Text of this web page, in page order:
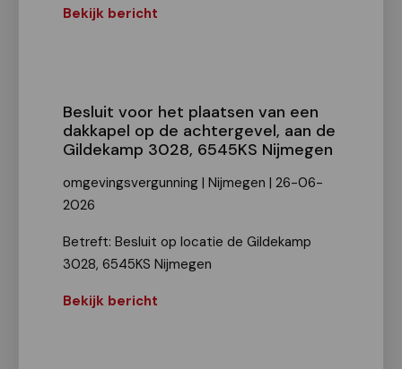
Bekijk bericht
Besluit voor het plaatsen van een
dakkapel op de achtergevel, aan de
Gildekamp 3028, 6545KS Nijmegen
omgevingsvergunning | Nijmegen | 26-06-
2026
Betreft: Besluit op locatie de Gildekamp
3028, 6545KS Nijmegen
Bekijk bericht